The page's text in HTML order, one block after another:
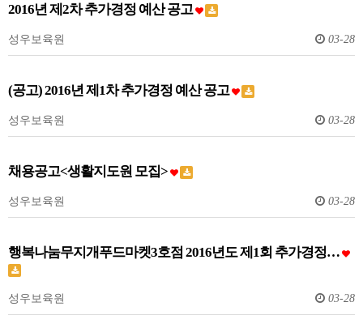
2016년 제2차 추가경정 예산 공고
성우보육원 03-28
(공고) 2016년 제1차 추가경정 예산 공고
성우보육원 03-28
채용공고<생활지도원 모집>
성우보육원 03-28
행복나눔무지개푸드마켓3호점 2016년도 제1회 추가경정…
성우보육원 03-28